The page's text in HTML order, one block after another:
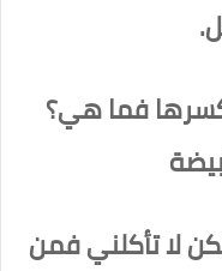
فما هي؟
لا تأكلني فمن